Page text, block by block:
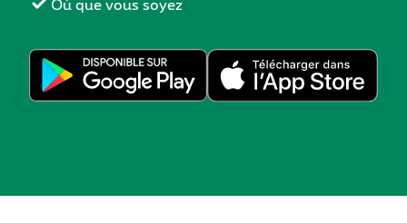
Où que vous soyez